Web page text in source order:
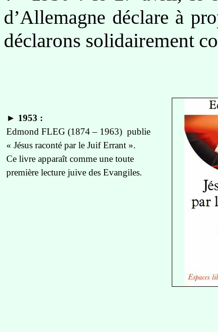
d’Allemagne déclare à
déclarons solidairement
► 1953 :
Edmond FLEG (1874 – 1963) publie
« Jésus raconté par le Juif Errant ».
Ce livre apparaît comme une toute
première lecture juive des Evangiles.